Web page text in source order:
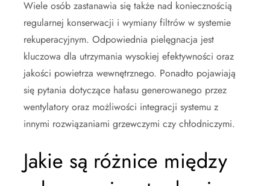
Wiele osób zastanawia się także nad koniecznością
regularnej konserwacji i wymiany filtrów w systemie
rekuperacyjnym. Odpowiednia pielęgnacja jest
kluczowa dla utrzymania wysokiej efektywności oraz
jakości powietrza wewnętrznego. Ponadto pojawiają
się pytania dotyczące hałasu generowanego przez
wentylatory oraz możliwości integracji systemu z
innymi rozwiązaniami grzewczymi czy chłodniczymi.
Jakie są różnice między